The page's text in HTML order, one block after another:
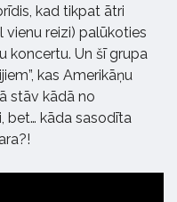
kad tikpat ātri
vienu reizi) palūkoties
koncertu. Un šī grupa
kas Amerikāņu
stāv kādā no
bet… kāda sasodīta